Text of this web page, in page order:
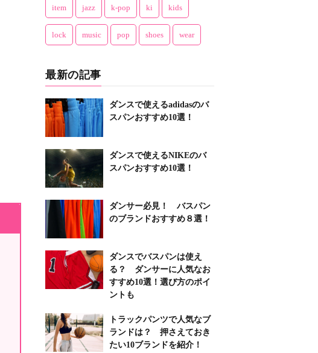
item jazz k-pop ki kids
lock music pop shoes wear
最新の記事
ダンスで使えるadidasのバ
スパンおすすめ10選！
ダンスで使えるNIKEのバ
スパンおすすめ10選！
ダンサー必見！ バスパン
のブランドおすすめ８選！
ダンスでバスパンは使え
る？ ダンサーに人気なお
すすめ10選！選び方のポイ
ントも
トラックパンツで人気なブ
ランドは？ 押さえておき
たい10ブランドを紹介！